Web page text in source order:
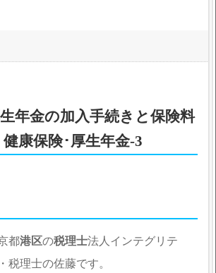
年金の加入手続きと保険料
康保険･厚生年金-3
都港区の税理士法人インテグリテ
税理士の佐藤です。